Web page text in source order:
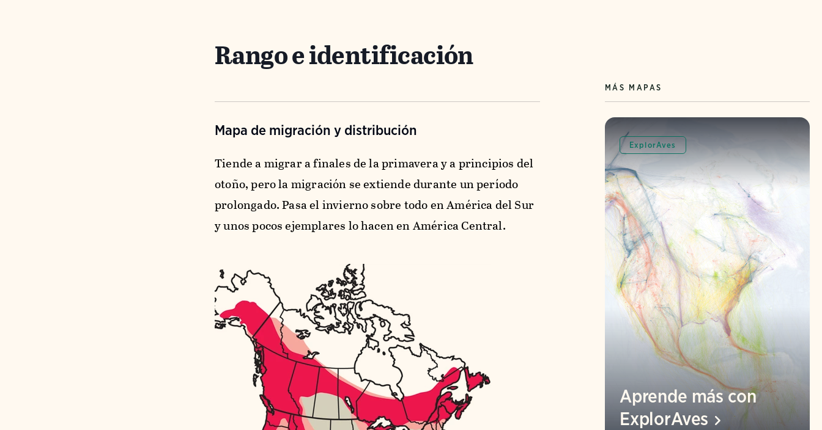
Rango e identificación
Mapa de migración y distribución
Tiende a migrar a finales de la primavera y a principios del
otoño, pero la migración se extiende durante un período
prolongado. Pasa el invierno sobre todo en América del Sur
y unos pocos ejemplares lo hacen en América Central.
MÁS MAPAS
ExplorAves
Aprende más con
ExplorAves